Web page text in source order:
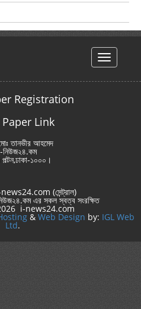
hello
Registration
Link
তানভীর আহমেদ
১০০০।
(সেন্ট্রাল)
এর সকল স্বত্ব সংরক্ষিত
i-news24.com
& Web Design by: IGL Web
Ltd.